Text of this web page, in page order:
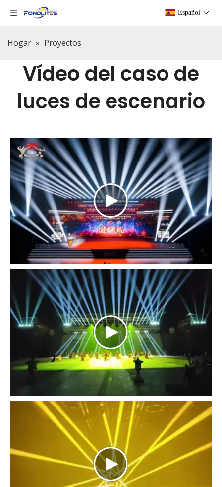
Español
Hogar » Proyectos
Vídeo del caso de
luces de escenario